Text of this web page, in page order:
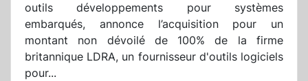
outils développements pour systèmes
embarqués, annonce l’acquisition pour un
montant non dévoilé de 100% de la firme
britannique LDRA, un fournisseur d'outils logiciels
pour...